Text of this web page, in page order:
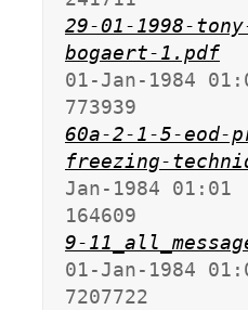
29-01-1998-
bogaert-1.pdf
01-Jan-1984
60a-2-1-5-eod-
freezing-
Jan-1984 01:01
9-
01-Jan-1984